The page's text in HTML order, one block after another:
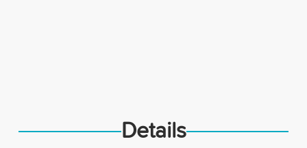
Details